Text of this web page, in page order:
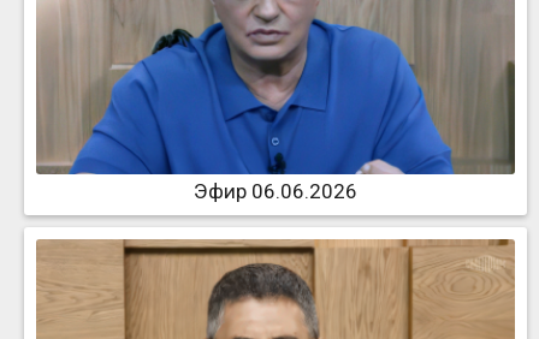
Эфир 06.06.2026